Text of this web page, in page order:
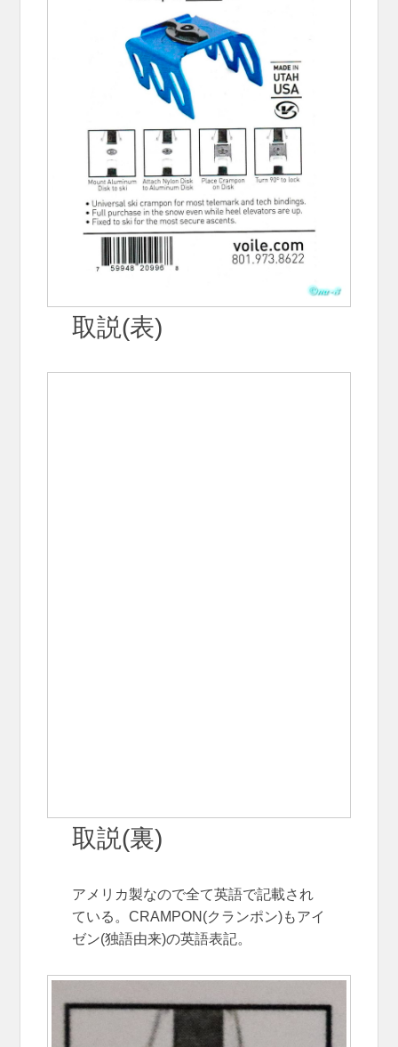
取説(表)
取説(裏)
アメリカ製なので全て英語で記載され
ている。CRAMPON(クランポン)もアイ
ゼン(独語由来)の英語表記。